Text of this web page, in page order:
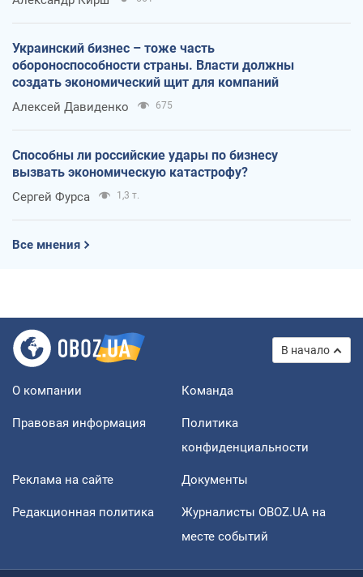
Украинский бизнес – тоже часть
обороноспособности страны. Власти должны
создать экономический щит для компаний
Алексей Давиденко 675
Способны ли российские удары по бизнесу
вызвать экономическую катастрофу?
Сергей Фурса 1,3 т.
Все мнения
В начало
О компании Команда
Правовая информация
Политика
конфиденциальности
Реклама на сайте Документы
Редакционная политика
Журналисты OBOZ.UA на
месте событий